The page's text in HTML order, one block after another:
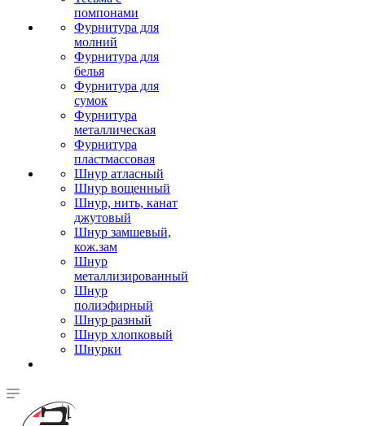
помпонами
Фурнитура для
молний
Фурнитура для
белья
Фурнитура для
сумок
Фурнитура
металлическая
Фурнитура
пластмассовая
Шнур атласный
Шнур вощенный
Шнур, нить, канат
джутовый
Шнур замшевый,
кож.зам
Шнур
металлизированный
Шнур
полиэфирный
Шнур разный
Шнур хлопковый
Шнурки